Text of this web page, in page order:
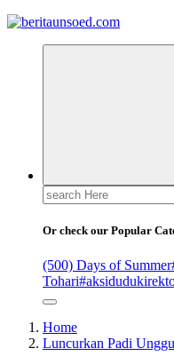
Pemandu Wawasan Almamater
Search
for:
Or check our Popular
(500) Days of Summer
Tohari
Home
Luncurkan Padi